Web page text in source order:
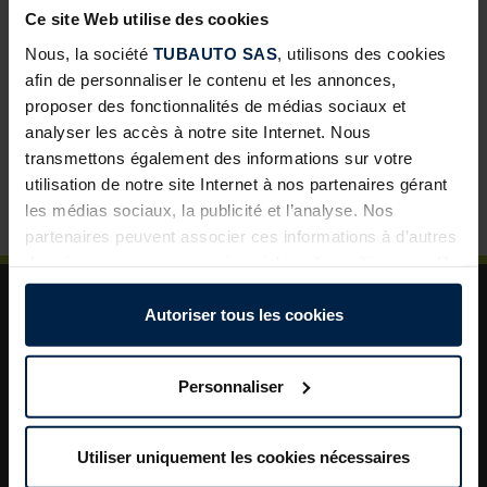
Ce site Web utilise des cookies
Nous, la société TUBAUTO SAS , utilisons des cookies
afin de personnaliser le contenu et les annonces,
proposer des fonctionnalités de médias sociaux et
analyser les accès à notre site Internet. Nous
transmettons également des informations sur votre
utilisation de notre site Internet à nos partenaires gérant
les médias sociaux, la publicité et l’analyse. Nos
partenaires peuvent associer ces informations à d’autres
ont collectées dans le cadre de votre utilisation des
Légalement, nous pouvons stocker des cookies sur votre
fonctionnement de ce site. Pour tous les autres types de
cookies, nous avons besoin de votre autorisation. Vous
moment dans l’explication concernant les cookies sur la
Autoriser tous les cookies
Personnaliser
Utiliser uniquement les cookies nécessaires
valeur ajoutée pour vos clients
Porte de garage sectionnelle : un incontournable pour
développer vos ventes
La porte de garage : un levier de valorisation pour vos
projets clients
Plus de sécurité dans le jardin : un aménagement
astucieux pour plus d’ordre et de rangement
Documentations